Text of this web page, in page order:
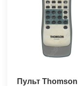
Пульт Thomson